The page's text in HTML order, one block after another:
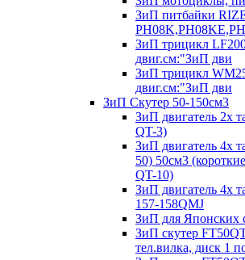
ЗиП питбайки
ЗиП трицикл
двиг.см:"ЗиП дви
ЗиП трицикл
двиг.см:"ЗиП дви
ЗиП Скутер 50-150см3
ЗиП двигатель 2х
QT-3)
ЗиП двигатель 4х
50) 50см3
QT-10)
ЗиП двигатель 4х
157-158QMJ
ЗиП для Японских
ЗиП скутер
тел.вилка, диск 1